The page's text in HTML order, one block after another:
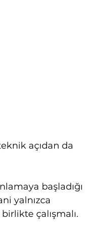
açıdan da
başladığı
yalnızca
çalışmalı.